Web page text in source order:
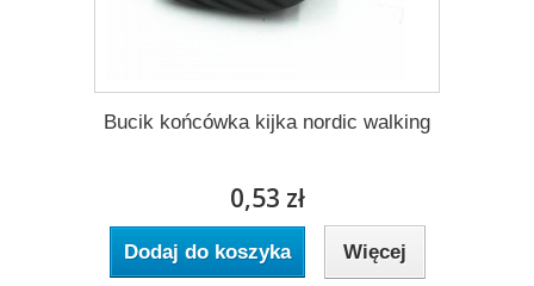
Bucik końcówka kijka nordic walking
0,53 zł
Dodaj do koszyka Więcej